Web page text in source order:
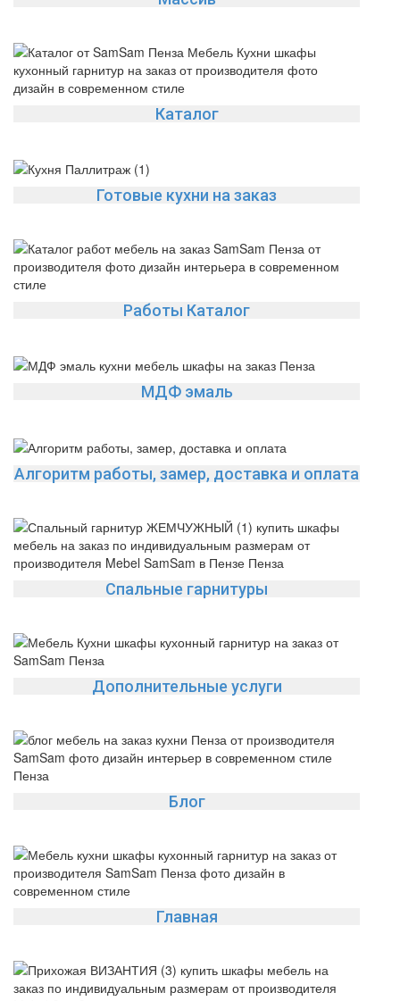
Каталог
Готовые кухни на заказ
Работы Каталог
МДФ эмаль
Алгоритм работы, замер, доставка и оплата
Спальные гарнитуры
Дополнительные услуги
Блог
Главная